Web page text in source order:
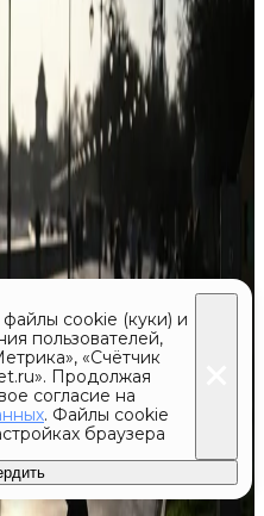
cookie (куки) и
пользователей,
«Счётчик
Продолжая
согласие на
. Файлы cookie
браузера